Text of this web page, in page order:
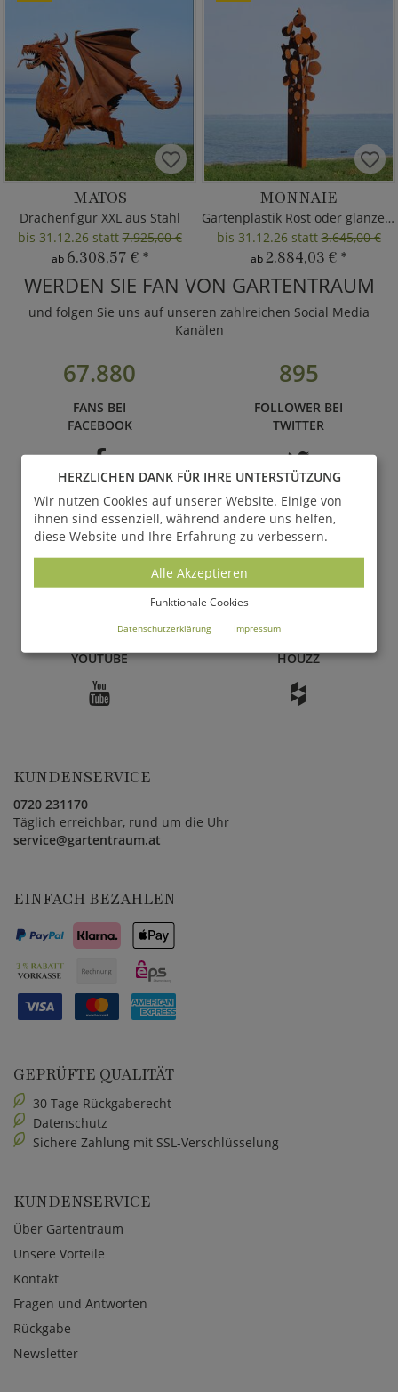
MATOS
Drachenfigur XXL aus Stahl
bis 31.12.26 statt7.925,00 €
ab 6.308,57 € *
MONNAIE
Gartenplastik Rost oder glänzend
bis 31.12.26 statt3.645,00 €
ab2.884,03 € *
WERDEN SIE FAN VON GARTENTRAUM
und folgen Sie uns auf unseren zahlreichen Social Media
Kanälen
67.880
FANS BEI
FACEBOOK
895
FOLLOWER BEI
TWITTER
788
FOLLOWER BEI
PINTEREST
234
ABONNENTEN BEI
INSTAGRAM
YOUTUBE
HOUZZ
KUNDENSERVICE
0720 231170
Täglich erreichbar, rund um die Uhr
service@gartentraum.at
EINFACH BEZAHLEN
GEPRÜFTE QUALITÄT
30 Tage Rückgaberecht
Datenschutz
Sichere Zahlung mit SSL-Verschlüsselung
KUNDENSERVICE
Über Gartentraum
Unsere Vorteile
Kontakt
Fragen und Antworten
Rückgabe
Newsletter
HERZLICHEN DANK FÜR IHRE UNTERSTÜTZUNG
Wir nutzen Cookies auf unserer Website. Einige von
ihnen sind essenziell, während andere uns helfen,
diese Website und Ihre Erfahrung zu verbessern.
Alle Akzeptieren
Funktionale Cookies
Datenschutzerklärung Impressum